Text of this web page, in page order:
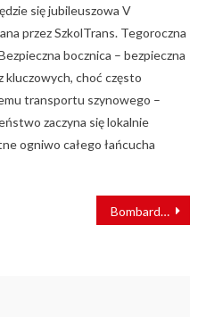
się jubileuszowa V
przez SzkolTrans. Tegoroczna
bocznica – bezpieczna
kluczowych, choć często
transportu szynowego –
zaczyna się lokalnie
ogniwo całego łańcucha
Bombardier wyprodukuje dwupoziomowe pociągi dla Seattle